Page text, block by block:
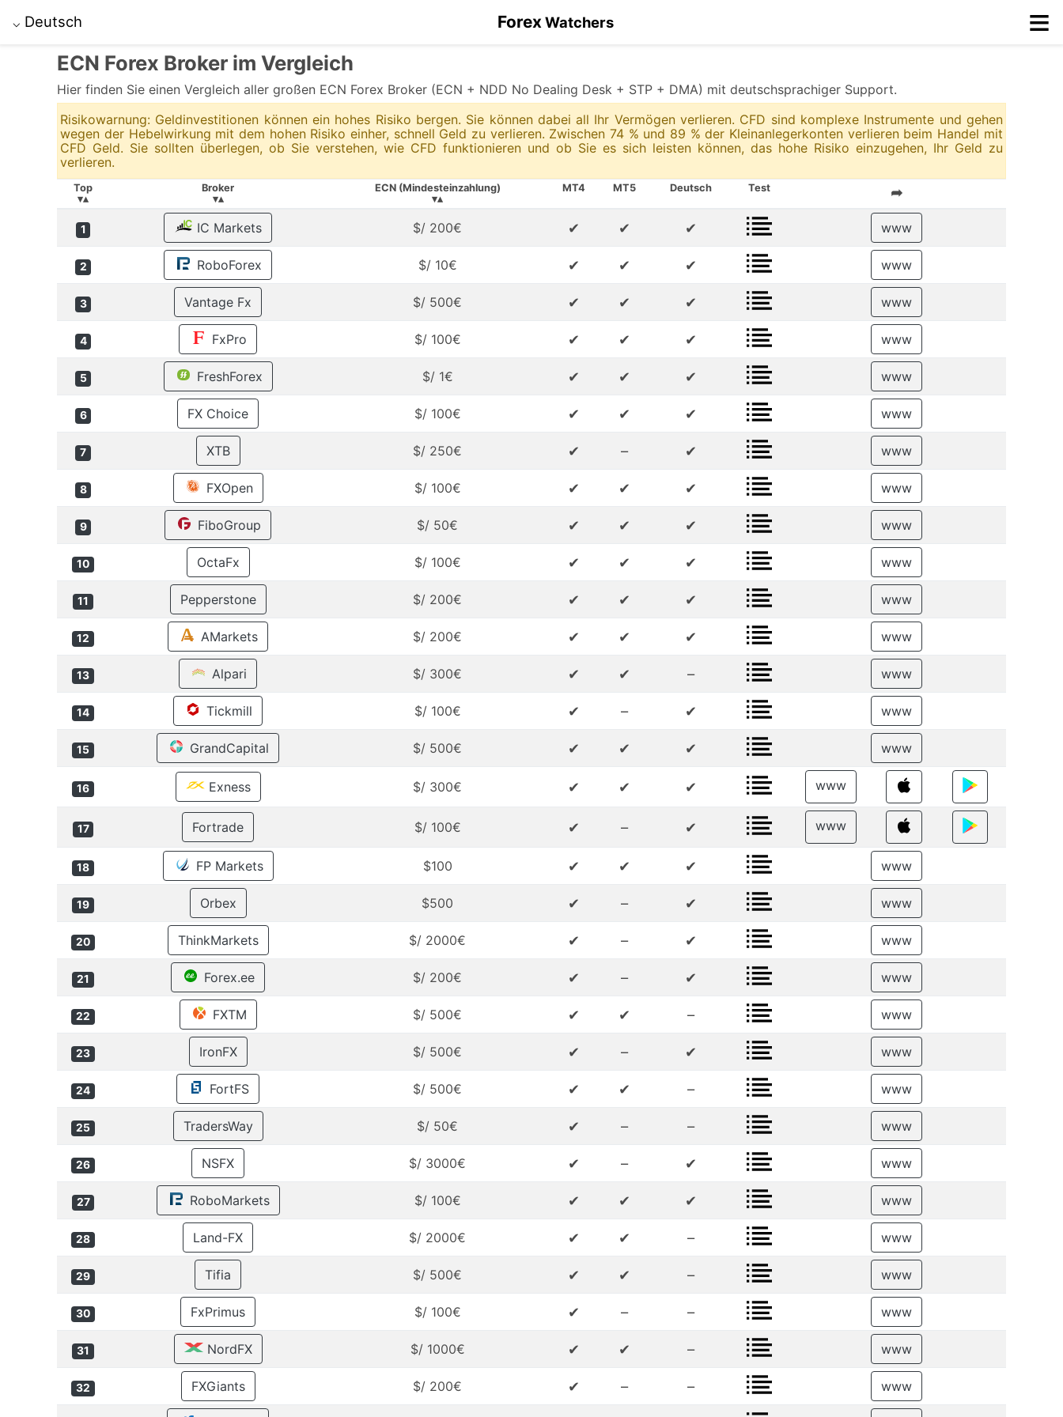
⌵ Deutsch Forex Watchers ≡
ECN Forex Broker im Vergleich
Hier finden Sie einen Vergleich aller großen ECN Forex Broker (ECN + NDD No Dealing Desk + STP + DMA) mit deutschsprachiger Support.
Risikowarnung: Geldinvestitionen können ein hohes Risiko bergen. Sie können dabei all Ihr Vermögen verlieren. CFD sind komplexe Instrumente und gehen
wegen der Hebelwirkung mit dem hohen Risiko einher, schnell Geld zu verlieren. Zwischen 74 % und 89 % der Kleinanlegerkonten verlieren beim Handel mit
CFD Geld. Sie sollten überlegen, ob Sie verstehen, wie CFD funktionieren und ob Sie es sich leisten können, das hohe Risiko einzugehen, Ihr Geld zu
verlieren.
Top
▾▴
Broker
▾▴
ECN (Mindesteinzahlung)
▾▴
MT4 MT5 Deutsch Test ➦
1 IC Markets $/ 200€ ✔ ✔ ✔ www
2 RoboForex $/ 10€ ✔ ✔ ✔ www
3 Vantage Fx $/ 500€ ✔ ✔ ✔ www
4 FxPro $/ 100€ ✔ ✔ ✔ www
5 FreshForex $/ 1€ ✔ ✔ ✔ www
6 FX Choice $/ 100€ ✔ ✔ ✔ www
7 XTB $/ 250€ ✔ – ✔ www
8 FXOpen $/ 100€ ✔ ✔ ✔ www
9 FiboGroup $/ 50€ ✔ ✔ ✔ www
10 OctaFx $/ 100€ ✔ ✔ ✔ www
11 Pepperstone $/ 200€ ✔ ✔ ✔ www
12 AMarkets $/ 200€ ✔ ✔ ✔ www
13 Alpari $/ 300€ ✔ ✔ – www
14 Tickmill $/ 100€ ✔ – ✔ www
15 GrandCapital $/ 500€ ✔ ✔ ✔ www
16 Exness $/ 300€ ✔ ✔ ✔ www
17 Fortrade $/ 100€ ✔ – ✔ www
18 FP Markets $100 ✔ ✔ ✔ www
19 Orbex $500 ✔ – ✔ www
20 ThinkMarkets $/ 2000€ ✔ – ✔ www
21 Forex.ee $/ 200€ ✔ – ✔ www
22 FXTM $/ 500€ ✔ ✔ – www
23 IronFX $/ 500€ ✔ – ✔ www
24 FortFS $/ 500€ ✔ ✔ – www
25 TradersWay $/ 50€ ✔ – – www
26 NSFX $/ 3000€ ✔ – ✔ www
27 RoboMarkets $/ 100€ ✔ ✔ ✔ www
28 Land-FX $/ 2000€ ✔ ✔ – www
29 Tifia $/ 500€ ✔ ✔ – www
30 FxPrimus $/ 100€ ✔ – – www
31 NordFX $/ 1000€ ✔ ✔ – www
32 FXGiants $/ 200€ ✔ – – www